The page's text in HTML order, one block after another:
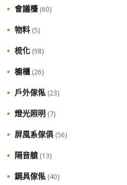
會議檯 (60)
物料 (5)
梳化 (98)
櫥櫃 (26)
戶外傢俬 (23)
燈光照明 (7)
屏風系傢俱 (56)
隔音艙 (13)
鋼具傢俬 (40)